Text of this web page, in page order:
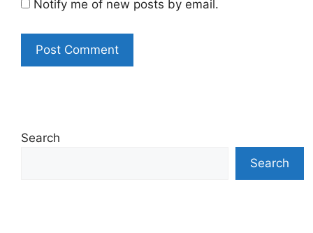
Notify me of new posts by email.
Search
Search